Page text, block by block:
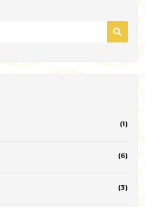
(1)
(6)
(3)